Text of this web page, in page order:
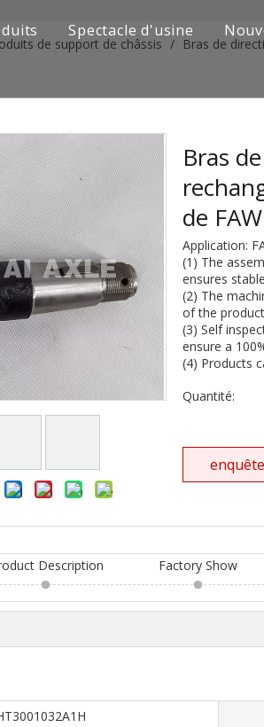
de camions SAIC-lveco Hongyan
de camions Foton Auman
de camions FAW Jiefang
de camions Dongfeng
de camions européens et japonais
de rechange de machines
séries de camions
Spectacle d'usine
de support de châssis / Bras de
Bras
de
Application:
(1) The
ensures
(2) The
of the
(3) Self
ensure a
(4) Products
Quantité:
enquête
Description Factory Show